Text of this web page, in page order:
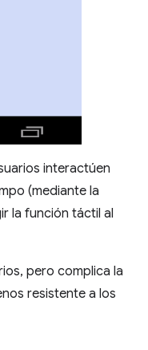
interactúen
(mediante la
la función táctil al
pero complica la
resistente a los